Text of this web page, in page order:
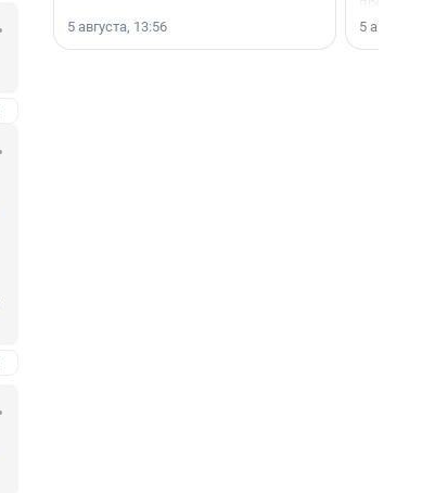
5 августа, 13:56
офис,
успех
5